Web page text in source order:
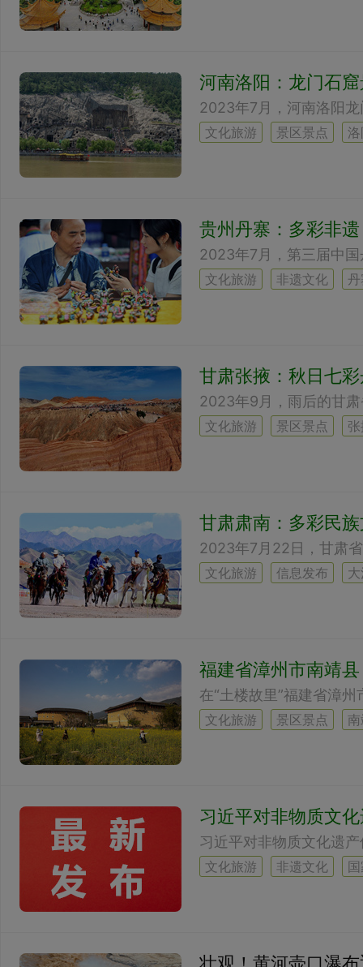
河南洛阳：龙门石
2023年7月，河南洛阳
文化旅游 景区景点
贵州丹寨：多彩非遗
文化旅游 非遗文化
甘肃张掖：秋日七
文化旅游 景区景点
甘肃肃南：多彩民
文化旅游 信息发布
福建省漳州市南靖
文化旅游 景区景点
习近平对非物质文
文化旅游 非遗文化